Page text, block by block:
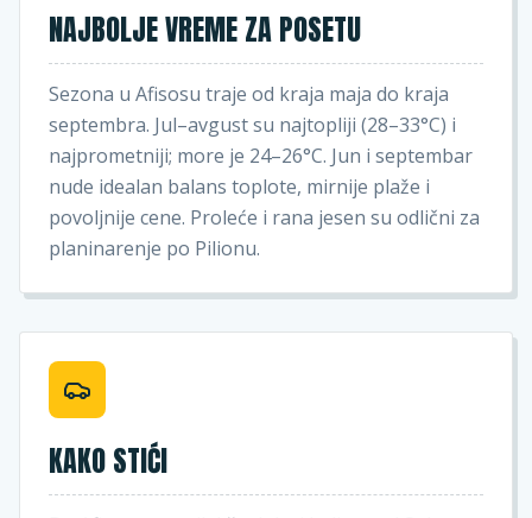
NAJBOLJE VREME ZA POSETU
Sezona u Afisosu traje od kraja maja do kraja
septembra. Jul–avgust su najtopliji (28–33°C) i
najprometniji; more je 24–26°C. Jun i septembar
nude idealan balans toplote, mirnije plaže i
povoljnije cene. Proleće i rana jesen su odlični za
planinarenje po Pilionu.
KAKO STIĆI